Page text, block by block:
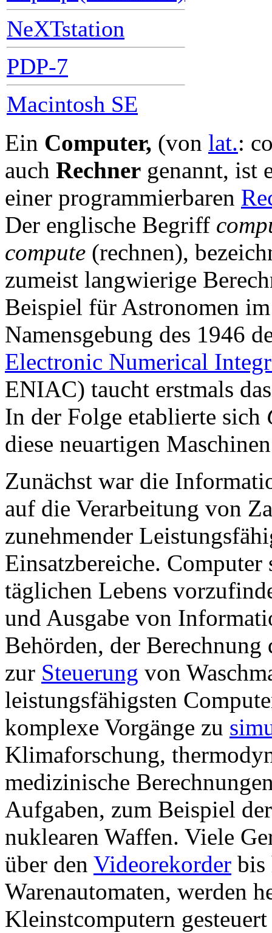
NeXTstation
PDP-7
Macintosh SE
Ein Computer, (von lat.:
auch Rechner genannt, ist
einer programmierbaren
Der englische Begriff
compute (rechnen),
zumeist langwierige
Beispiel für Astronomen
Namensgebung des 1946
Electronic Numerical
ENIAC) taucht erstmals
In der Folge etablierte sich
diese neuartigen
Zunächst war die
auf die Verarbeitung von
zunehmender
Einsatzbereiche.
täglichen Lebens
und Ausgabe von
Behörden, der
zur Steuerung von
leistungsfähigsten
komplexe Vorgänge zu
Klimaforschung,
medizinische
Aufgaben, zum Beispiel
nuklearen Waffen. Viele
über den Videorekorder bis
Warenautomaten, werden
Kleinstcomputern